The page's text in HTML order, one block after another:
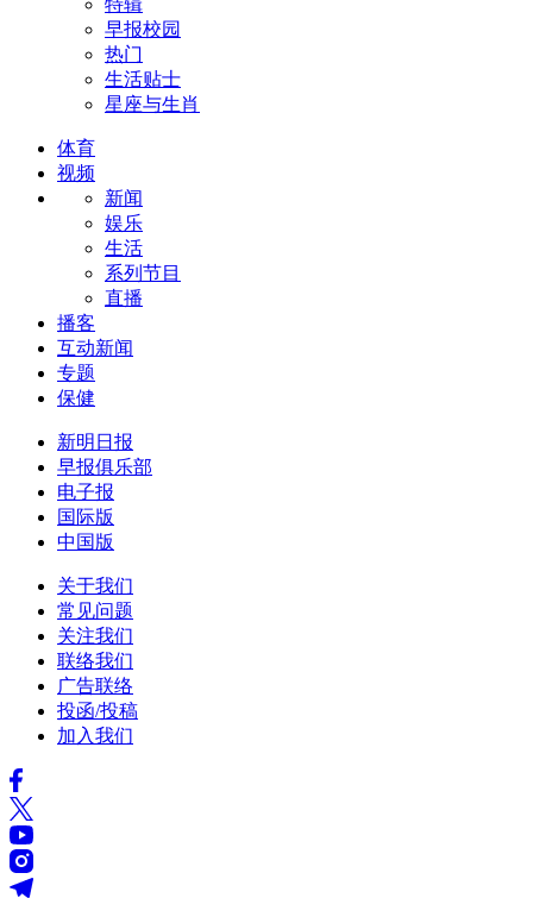
特辑
早报校园
热门
生活贴士
星座与生肖
体育
视频
新闻
娱乐
生活
系列节目
直播
播客
互动新闻
专题
保健
新明日报
早报俱乐部
电子报
国际版
中国版
关于我们
常见问题
关注我们
联络我们
广告联络
投函/投稿
加入我们